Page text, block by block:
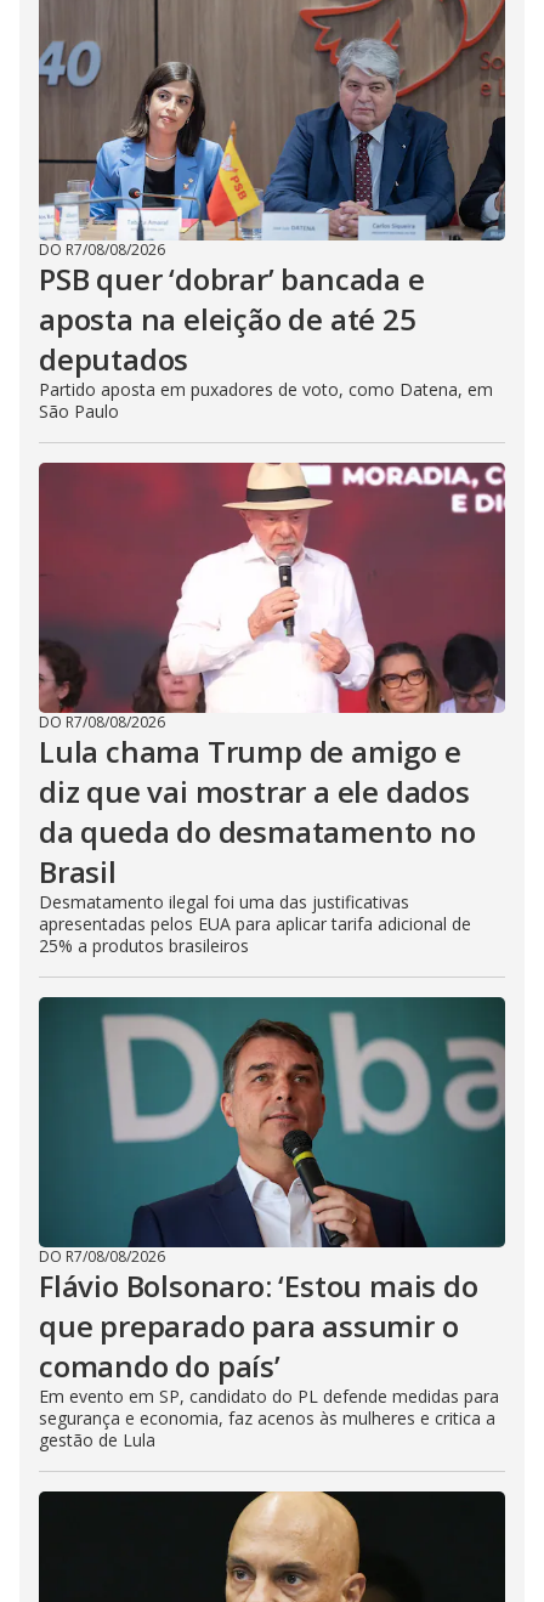
DO R7/08/08/2026
PSB quer ‘dobrar’ bancada e
aposta na eleição de até 25
deputados
Partido aposta em puxadores de voto, como Datena, em
São Paulo
DO R7/08/08/2026
Lula chama Trump de amigo e
diz que vai mostrar a ele dados
da queda do desmatamento no
Brasil
Desmatamento ilegal foi uma das justificativas
apresentadas pelos EUA para aplicar tarifa adicional de
25% a produtos brasileiros
DO R7/08/08/2026
Flávio Bolsonaro: ‘Estou mais do
que preparado para assumir o
comando do país’
Em evento em SP, candidato do PL defende medidas para
segurança e economia, faz acenos às mulheres e critica a
gestão de Lula